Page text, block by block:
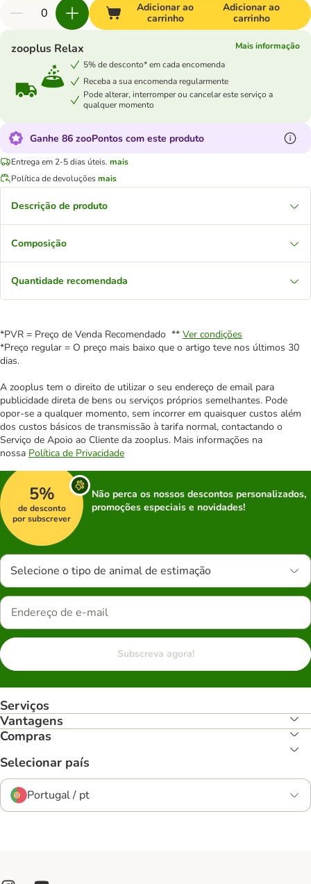
Adicionar ao
carrinho
Adicionar ao
carrinho
zooplus Relax
Mais informação
5% de desconto* em cada encomenda
Receba a sua encomenda regularmente
Pode alterar, interromper ou cancelar este serviço a
qualquer momento
Ganhe 86 zooPontos com este produto
Entrega em 2-5 dias úteis. mais
Política de devoluçõesmais
Descrição de produto
Composição
Quantidade recomendada
*PVR = Preço de Venda Recomendado ** Ver condições
*Preço regular = O preço mais baixo que o artigo teve nos últimos 30
dias.
A zooplus tem o direito de utilizar o seu endereço de email para
publicidade direta de bens ou serviços próprios semelhantes. Pode
opor-se a qualquer momento, sem incorrer em quaisquer custos além
dos custos básicos de transmissão à tarifa normal, contactando o
Serviço de Apoio ao Cliente da zooplus. Mais informações na
nossa Política de Privacidade
5%
de desconto
por subscrever
Não perca os nossos descontos personalizados,
promoções especiais e novidades!
Selecione o tipo de animal de estimação
Subscreva agora!
Serviços
Vantagens
Compras
Selecionar país
Portugal / pt